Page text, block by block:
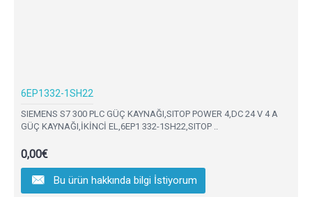
6EP1332-1SH22
SIEMENS S7 300 PLC GÜÇ KAYNAĞI,SITOP POWER 4,DC 24 V 4 A
GÜÇ KAYNAĞI,İKİNCİ EL,6EP1 332-1SH22,SITOP ..
0,00€
Bu ürün hakkında bilgi İstiyorum